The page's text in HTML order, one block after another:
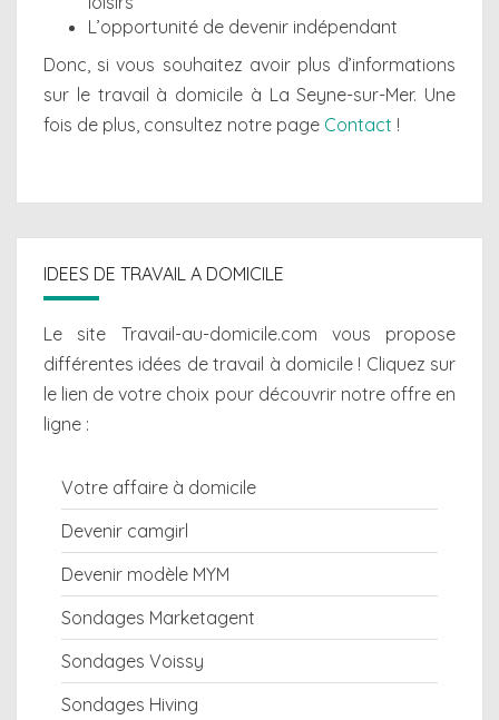
L’opportunité de devenir indépendant
Donc, si vous souhaitez avoir plus d’informations
sur le travail à domicile à La Seyne-sur-Mer. Une
fois de plus, consultez notre page Contact !
IDEES DE TRAVAIL A DOMICILE
Le site Travail-au-domicile.com vous propose
différentes idées de travail à domicile! Cliquez sur
le lien de votre choix pour découvrir notre offre en
ligne :
Votre affaire à domicile
Devenir camgirl
Devenir modèle MYM
Sondages Marketagent
Sondages Voissy
Sondages Hiving